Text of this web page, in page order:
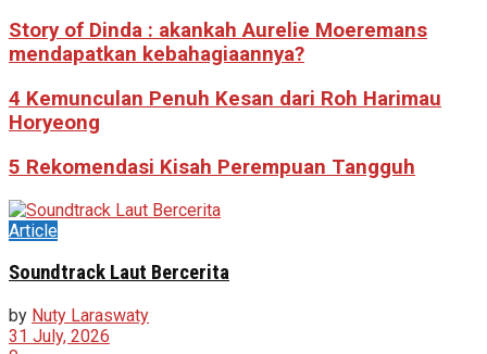
Story of Dinda : akankah Aurelie Moeremans
mendapatkan kebahagiaannya?
4 Kemunculan Penuh Kesan dari Roh Harimau
Horyeong
5 Rekomendasi Kisah Perempuan Tangguh
Article
Soundtrack Laut Bercerita
by Nuty Laraswaty
31 July, 2026